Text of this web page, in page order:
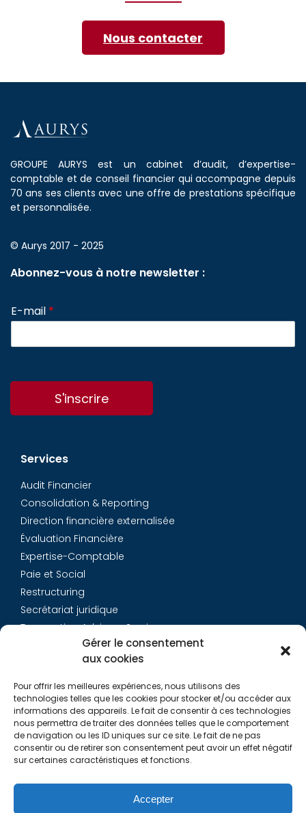
Gérer le consentement
aux cookies
Pour offrir les meilleures expériences, nous utilisons des
technologies telles que les cookies pour stocker et/ou accéder aux
informations des appareils. Le fait de consentir à ces technologies
nous permettra de traiter des données telles que le comportement
de navigation ou les ID uniques sur ce site. Le fait de ne pas
consentir ou de retirer son consentement peut avoir un effet négatif
sur certaines caractéristiques et fonctions.
Accepter
Nous contacter
GROUPE AURYS est un cabinet d’audit, d’expertise-
comptable et de conseil financier qui accompagne depuis
70 ans ses clients avec une offre de prestations spécifique
et personnalisée.
© Aurys 2017 - 2025
Abonnez-vous à notre newsletter :
E-mail *
S'inscrire
Services
Audit Financier
Consolidation & Reporting
Direction financière externalisée
Évaluation Financière
Expertise-Comptable
Paie et Social
Restructuring
Secrétariat juridique
Transaction Advisory Services
Équipe
Carrières
Contact
Liens utiles